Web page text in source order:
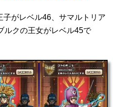
子がレベル46、サマルトリア
ルクの王女がレベル45で